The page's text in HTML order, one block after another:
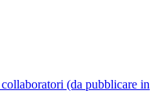
(da pubblicare in